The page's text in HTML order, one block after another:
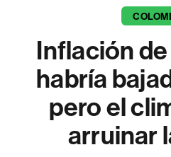
Inflación
habría
pero el
arruinar